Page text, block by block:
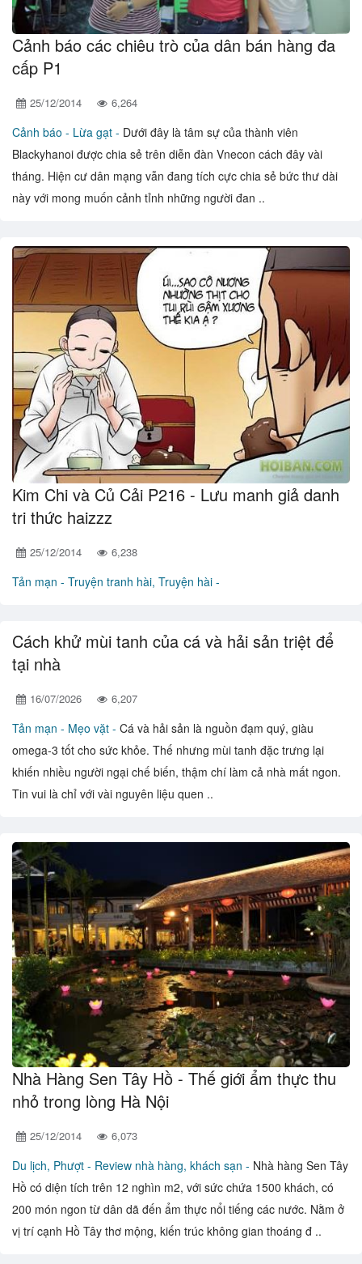
Cảnh báo các chiêu trò của dân bán hàng đa
cấp P1
25/12/2014 6,264
Cảnh báo - Lừa gạt - Dưới đây là tâm sự của thành viên
Blackyhanoi được chia sẻ trên diễn đàn Vnecon cách đây vài
tháng. Hiện cư dân mạng vẫn đang tích cực chia sẻ bức thư dài
này với mong muốn cảnh tỉnh những người đan ..
Kim Chi và Củ Cải P216 - Lưu manh giả danh
tri thức haizzz
25/12/2014 6,238
Tản mạn - Truyện tranh hài, Truyện hài -
Cách khử mùi tanh của cá và hải sản triệt để
tại nhà
16/07/2026 6,207
Tản mạn - Mẹo vặt - Cá và hải sản là nguồn đạm quý, giàu
omega-3 tốt cho sức khỏe. Thế nhưng mùi tanh đặc trưng lại
khiến nhiều người ngại chế biến, thậm chí làm cả nhà mất ngon.
Tin vui là chỉ với vài nguyên liệu quen ..
Nhà Hàng Sen Tây Hồ - Thế giới ẩm thực thu
nhỏ trong lòng Hà Nội
25/12/2014 6,073
Du lịch, Phượt - Review nhà hàng, khách sạn - Nhà hàng Sen Tây
Hồ có diện tích trên 12 nghìn m2, với sức chứa 1500 khách, có
200 món ngon từ dân dã đến ẩm thực nổi tiếng các nước. Nằm ở
vị trí cạnh Hồ Tây thơ mộng, kiến trúc không gian thoáng đ ..